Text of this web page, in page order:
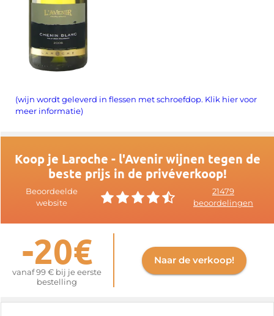
(wijn wordt geleverd in flessen met schroefdop. Klik hier voor
meer informatie)
Koop je Laroche - l'Avenir wijnen tegen de
beste prijs in de privéverkoop!
Beoordeelde
website
21479
beoordelingen
-20€
vanaf 99 € bij je eerste
bestelling
Naar de verkoop!